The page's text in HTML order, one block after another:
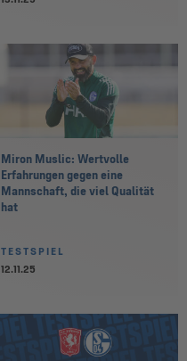
Miron Muslic: Wertvolle
Erfahrungen gegen eine
Mannschaft, die viel Qualität
hat
TESTSPIEL
12.11.25